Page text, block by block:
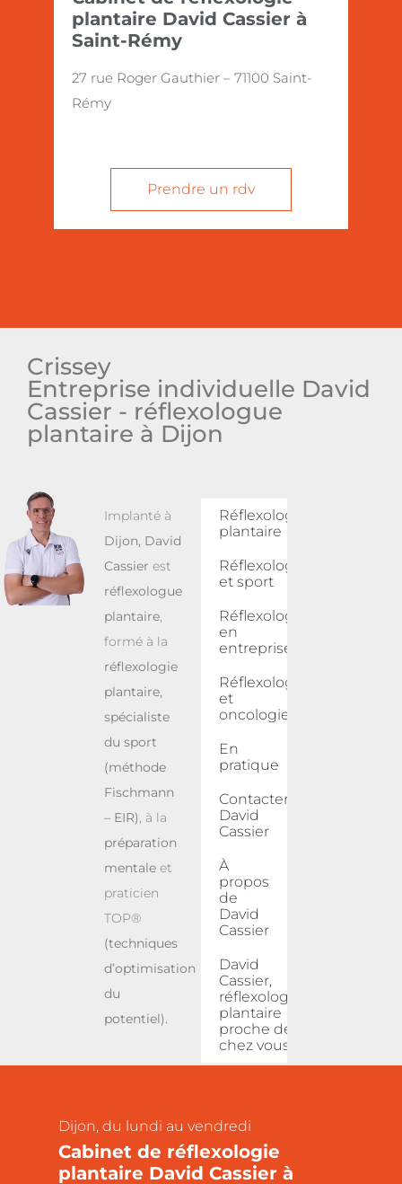
plantaire David Cassier à
Saint-Rémy
27 rue Roger Gauthier – 71100 Saint-
Rémy
Prendre un rdv
Crissey
Entreprise individuelle David
Cassier - réflexologue
plantaire à Dijon
Implanté à
Dijon, David
Cassier est
réflexologue
plantaire,
formé à la
réflexologie
plantaire,
spécialiste
du sport
(méthode
Fischmann
– EIR), à la
préparation
mentale et
praticien
TOP®
(techniques
d’optimisation
du
potentiel).
Réflexologie
plantaire
Réflexologie
et sport
Réflexologie
en
entreprise
Réflexologie
et
oncologie
En
pratique
Contacter
David
Cassier
À
propos
de
David
Cassier
David
Cassier,
réflexologue
plantaire
proche de
chez vous
Dijon, du lundi au vendredi
Cabinet de réflexologie
plantaire David Cassier à